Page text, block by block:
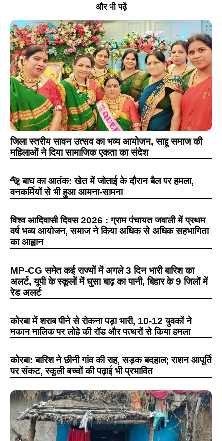
और भी पढ़ें
जिला स्तरीय सावन उत्सव का भव्य आयोजन, साहू समाज की
महिलाओं ने दिया सामाजिक एकता का संदेश
🐅 बाघ का आतंक: खेत में जोताई के दौरान बैल पर हमला,
वनकर्मियों से भी हुआ आमना-सामना
विश्व आदिवासी दिवस 2026 : ग्राम पंचायत जवाली में प्रथम
वर्ष भव्य आयोजन, समाज ने किया अधिक से अधिक सहभागिता
का आह्वान
MP-CG समेत कई राज्यों में अगले 3 दिन भारी बारिश का
अलर्ट, यूपी के स्कूलों में घुसा बाढ़ का पानी, बिहार के 9 जिलों में
रेड अलर्ट
कोरबा में शराब पीने से रोकना पड़ा भारी, 10-12 युवकों ने
मकान मालिक पर लोहे की रॉड और पत्थरों से किया हमला
कोरबा: बारिश ने छीनी गांव की राह, सड़क बदहाल; राशन आपूर्ति
पर संकट, स्कूली बच्चों की पढ़ाई भी प्रभावित